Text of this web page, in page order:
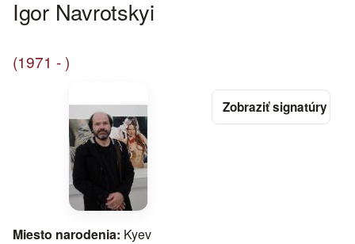
Igor Navrotskyi
(1971 - )
Miesto narodenia: Kyev